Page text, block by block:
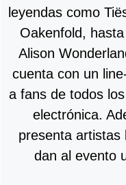
leyendas como
Oakenfold,
Alison
cuenta con un
a fans de todos
electrónica.
presenta artistas
dan al evento